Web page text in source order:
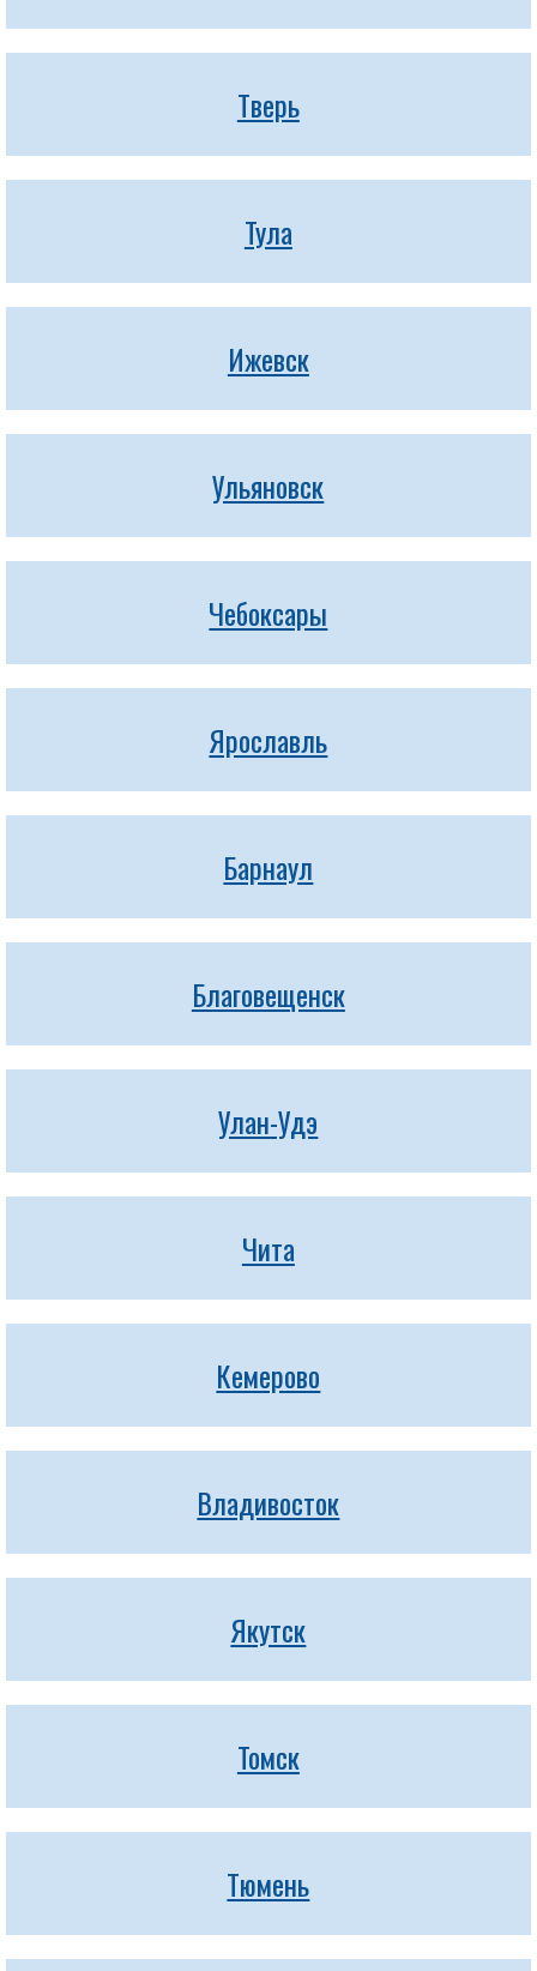
Тверь
Тула
Ижевск
Ульяновск
Чебоксары
Ярославль
Барнаул
Благовещенск
Улан-Удэ
Чита
Кемерово
Владивосток
Якутск
Томск
Тюмень